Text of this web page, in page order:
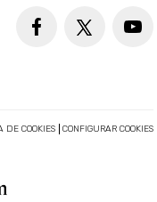
DE COOKIES CONFIGURAR COOKIES